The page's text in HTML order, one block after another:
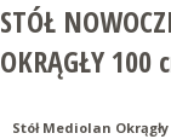
STÓŁ
OKRĄGŁY 100
Stół Mediolan